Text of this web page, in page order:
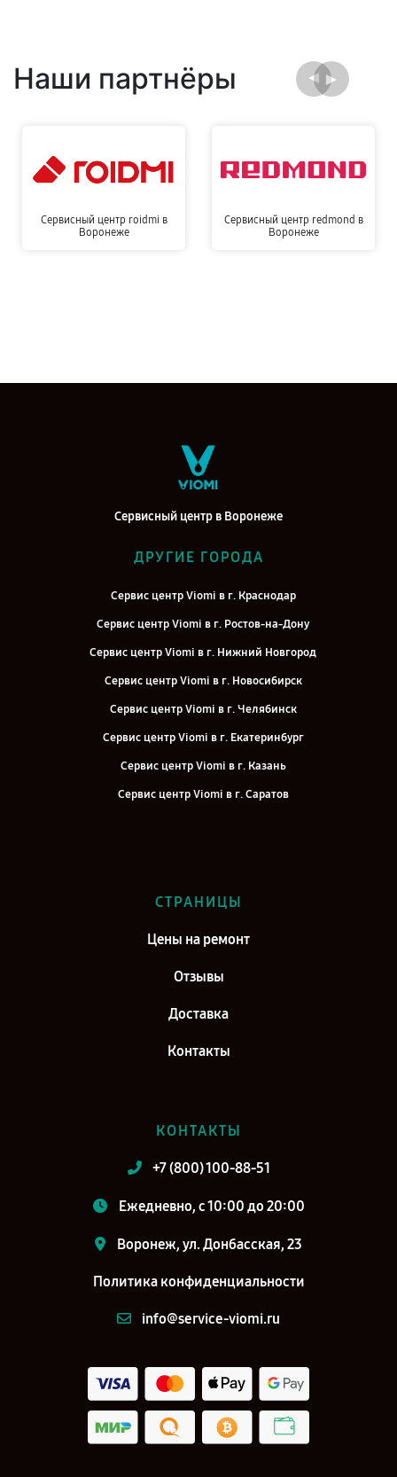
Наши партнёры
Сервисный центр roidmi в
Воронеже
Сервисный центр redmond в
Воронеже
Сервисный центр в Воронеже
ДРУГИЕ ГОРОДА
Сервис центр Viomi в г. Краснодар
Сервис центр Viomi в г. Ростов-на-Дону
Сервис центр Viomi в г. Нижний Новгород
Сервис центр Viomi в г. Новосибирск
Сервис центр Viomi в г. Челябинск
Сервис центр Viomi в г. Екатеринбург
Сервис центр Viomi в г. Казань
Сервис центр Viomi в г. Саратов
Сервис центр Viomi в г. Санкт-Петербург
СТРАНИЦЫ
Цены на ремонт
Отзывы
Доставка
Контакты
КОНТАКТЫ
+7 (800) 100-88-51
Ежедневно, с 10:00 до 20:00
Воронеж, ул. Донбасская, 23
Политика конфиденциальности
info@service-viomi.ru